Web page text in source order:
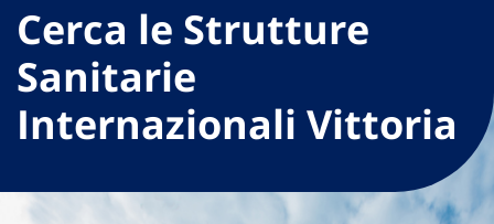
Cerca le Strutture
Sanitarie
Internazionali Vittoria